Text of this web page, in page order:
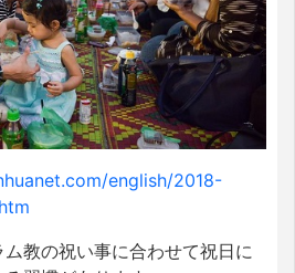
english/2018-
教の祝い事に合わせて祝日に